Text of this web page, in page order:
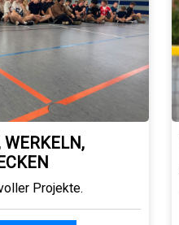
Projekte.